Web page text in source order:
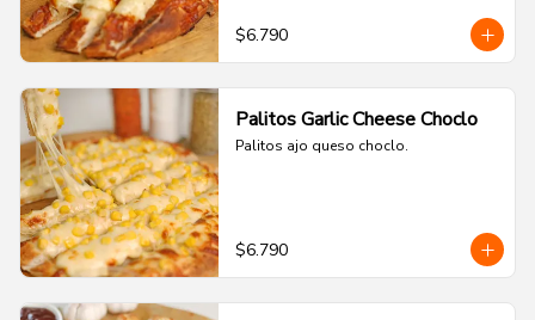
$6.790
Palitos Garlic Cheese Choclo
Palitos ajo queso choclo.
$6.790